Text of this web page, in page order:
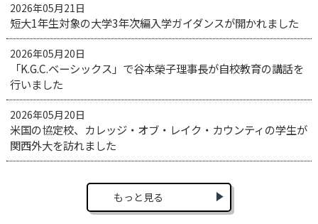
2026年05月21日
短大1年生対象の大学3年次編入学ガイダンスが開かれました
2026年05月20日
「K.G.C.ベーシックス」で谷本榮子理事長が自校教育の講話を
行いました
2026年05月20日
米国の協定校、カレッジ・オブ・レイク・カウンティの学生が
関西外大を訪れました
もっと見る